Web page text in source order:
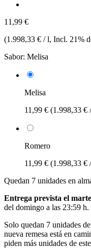
11,99 €
(1.998,33 € / l, Incl. 21%
Sabor: Melisa
Melisa
11,99 € (1.998,33 €
Romero
11,99 € (1.998,33 €
Quedan 7 unidades en
Entrega prevista el
del domingo a las 23:59 h.
Solo quedan 7 unidades
nueva remesa está en
piden más unidades de